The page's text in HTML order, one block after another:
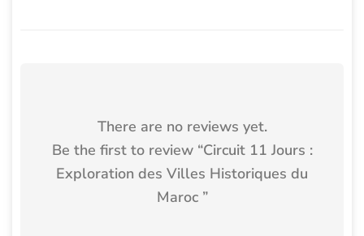
There are no reviews yet.
Be the first to review “Circuit 11 Jours :
Exploration des Villes Historiques du
Maroc”